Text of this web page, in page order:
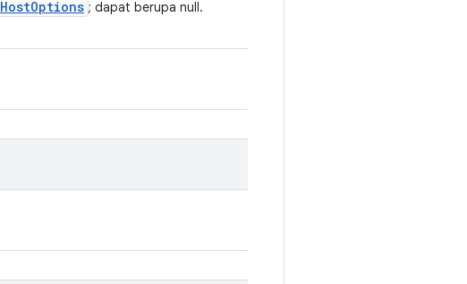
HostOptions ; dapat berupa null.